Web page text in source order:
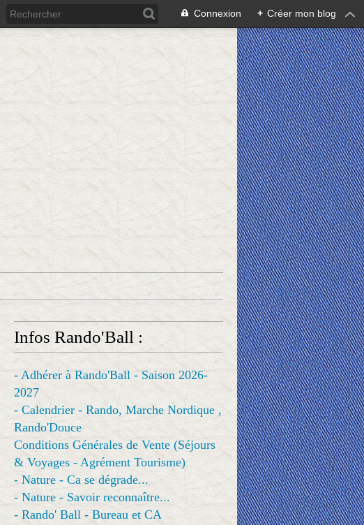
Connexion + Créer mon blog
Infos Rando'Ball :
- Adhérer à Rando'Ball - Saison 2026-
2027
- Calendrier - Rando, Marche Nordique ,
Rando'Douce
Conditions Générales de Vente (Séjours
& Voyages - Agrément Tourisme)
- Nature - Ca se dégrade...
- Nature - Savoir reconnaître...
- Rando' Ball - Bureau et CA